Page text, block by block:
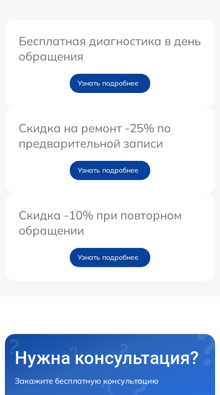
Бесплатная диагностика в день
обращения
Узнать подробнее
Скидка на ремонт -25% по
предварительной записи
Узнать подробнее
Скидка -10% при повторном
обращении
Узнать подробнее
Нужна консультация?
Закажите бесплатную консультацию